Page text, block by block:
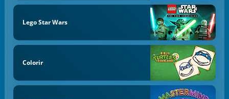
Lego Star Wars
Colorir